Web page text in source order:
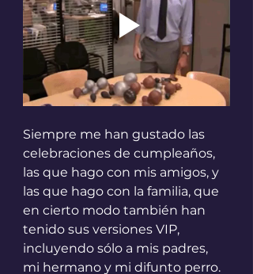
Siempre me han gustado las
celebraciones de cumpleaños,
las que hago con mis amigos, y
las que hago con la familia, que
en cierto modo también han
tenido sus versiones VIP,
incluyendo sólo a mis padres,
mi hermano y mi difunto perro.